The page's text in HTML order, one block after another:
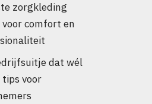
zorgkleding
voor comfort en
dat wél
voor